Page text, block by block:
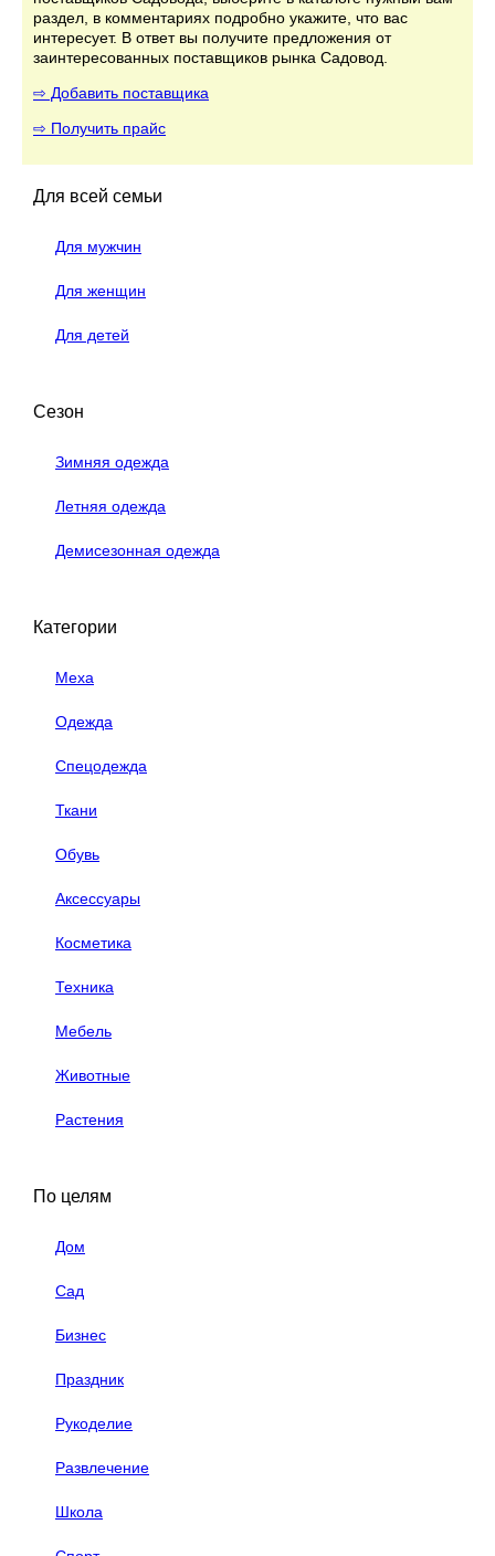
раздел, в комментариях подробно укажите, что вас
интересует. В ответ вы получите предложения от
заинтересованных поставщиков рынка Садовод.
⇨ Добавить поставщика
⇨ Получить прайс
Для всей семьи
Для мужчин
Для женщин
Для детей
Сезон
Зимняя одежда
Летняя одежда
Демисезонная одежда
Категории
Меха
Одежда
Спецодежда
Ткани
Обувь
Аксессуары
Косметика
Техника
Мебель
Животные
Растения
По целям
Дом
Сад
Бизнес
Праздник
Рукоделие
Развлечение
Школа